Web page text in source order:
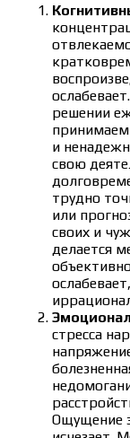
решении
и
свою
трудно
или
своих и
делается
стресса
Ощущение